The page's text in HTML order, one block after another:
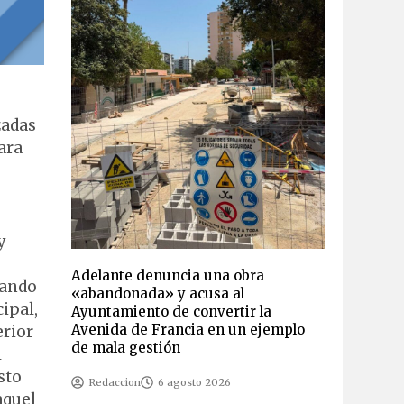
Adelante denuncia una obra
«abandonada» y acusa al
Ayuntamiento de convertir la
Avenida de Francia en un ejemplo
de mala gestión
Redaccion 6 agosto 2026